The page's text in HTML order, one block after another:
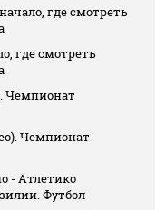
где смотреть
где смотреть
Чемпионат
Чемпионат
- Атлетико
Футбол